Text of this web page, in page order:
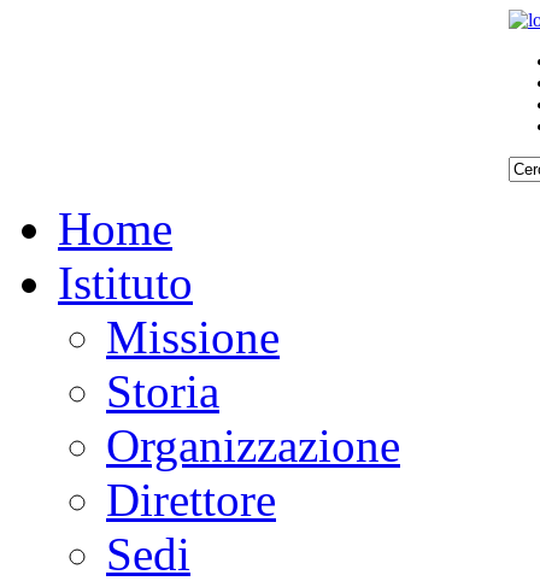
Home
Istituto
Missione
Storia
Organizzazione
Direttore
Sedi